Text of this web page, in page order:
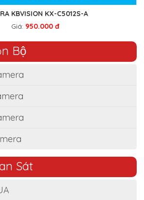
KBVISION KX-C5012S-A
Giá: 950.000 đ
Bộ
Sát